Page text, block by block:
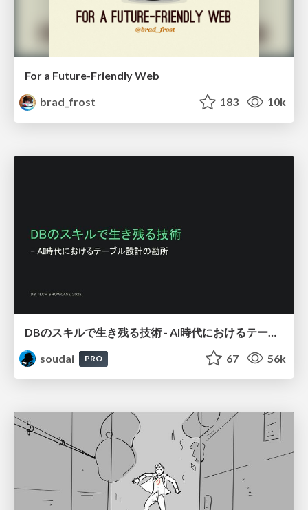
For a Future-Friendly Web
brad_frost
183 10k
soudai
PRO 67 56k